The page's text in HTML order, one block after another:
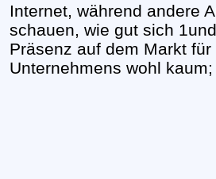
Internet, während andere
schauen, wie gut sich
Präsenz auf dem Markt
Unternehmens wohl